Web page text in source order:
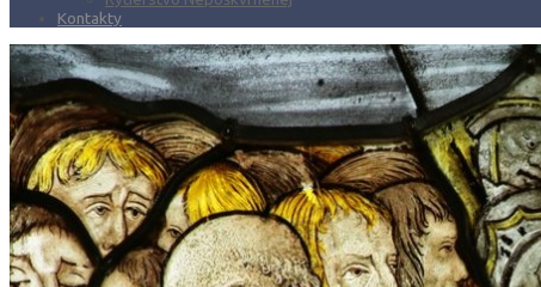
Kontakty